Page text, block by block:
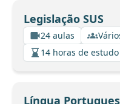
Legislação SUS
24 aulas
14 horas de estudo
Língua